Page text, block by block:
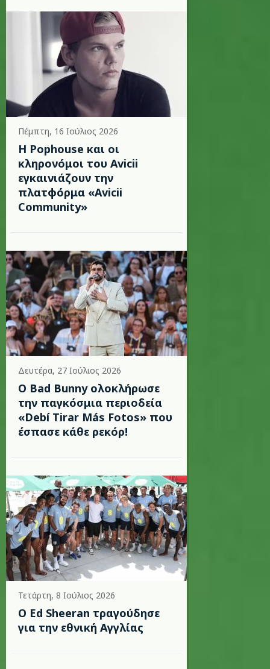
Πέμπτη, 16 Ιούλιος 2026
Η Pophouse και οι
κληρονόμοι του Avicii
εγκαινιάζουν την
πλατφόρμα «Avicii
Community»
Δευτέρα, 27 Ιούλιος 2026
Ο Bad Bunny ολοκλήρωσε
την παγκόσμια περιοδεία
«Debí Tirar Más Fotos» που
έσπασε κάθε ρεκόρ!
Τετάρτη, 8 Ιούλιος 2026
Ο Ed Sheeran τραγούδησε
για την εθνική Αγγλίας